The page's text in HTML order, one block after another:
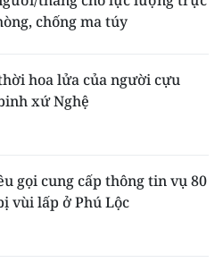
chống ma túy
hoa lửa của người cựu
xứ Nghệ
gọi cung cấp thông tin vụ 80
vùi lấp ở Phú Lộc